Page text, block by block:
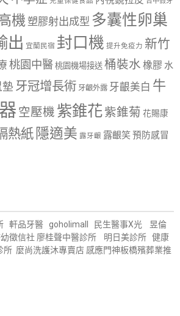
機塑膠射出成型 多囊性卵巢
出 宜蘭民宿 封口機 提升免疫力 新竹
桃園中醫 桃園機場接送 桶裝水 橡膠 水
墊牙冠增長術 牙齦外露 牙齦美白 牛
空壓機 紫錐花紫錐菊 花賜康
熱紙 隱適美 露牙齦 露齦笑預防感冒
軒品牙醫 goholimall 民生醫事X光
昱倫
徵信社 廖桂聲中醫診所 明日美診所 健康
所 麼尚洗護沐專賣店 感應門神板橋殯葬業推